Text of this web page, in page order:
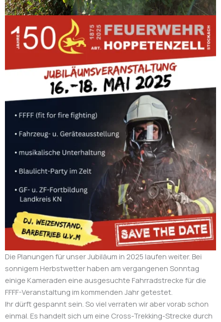
Die Planungen für unser Jubiläum in 2025 laufen weiter. Bei
sonnigem Herbstwetter haben am vergangenen Sonntag
einige Kameraden eine ausgesuchte Fahrradstrecke für die
FFFF-Veranstaltung im kommenden Jahr getestet.
Ihr dürft gespannt sein. So viel verraten wir aber vorab schon
einmal. Es handelt sich um eine Cross-Trekking-Strecke durch